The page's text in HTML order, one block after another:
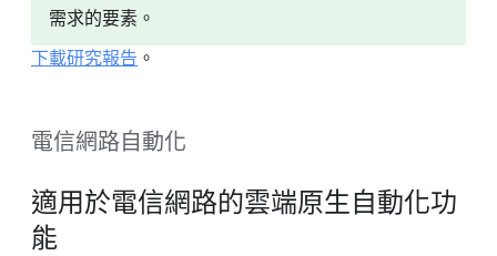
需求的要素。
下載研究報告 。
電信網路自動化
適用於電信網路的雲端原生自動化功
能